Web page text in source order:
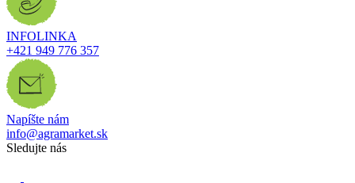
INFOLINKA
+421 949 776 357
Napíšte nám
info@agramarket.sk
Sledujte nás